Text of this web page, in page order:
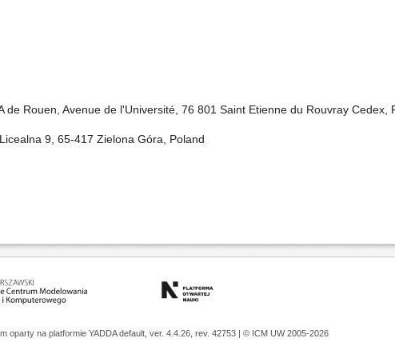
Rouen, Avenue de l'Université, 76 801 Saint Etienne du Rouvray Cedex,
9, 65-417 Zielona Góra, Poland
oparty na platformie YADDAdefault, ver. 4.4.26, rev. 42753 | © ICM UW 2005-2026